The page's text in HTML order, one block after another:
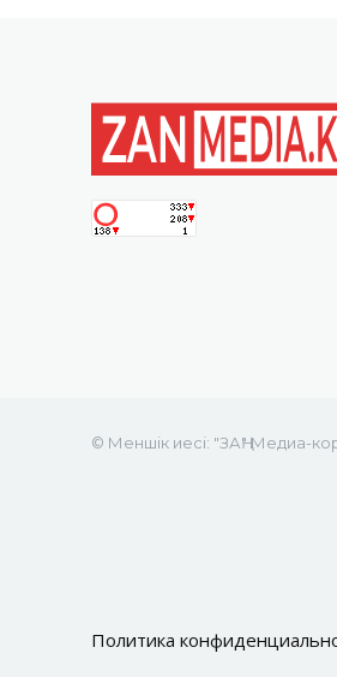
© Меншік иесі: "ЗАҢ" Медиа-
Политика